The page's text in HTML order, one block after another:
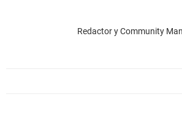
Redactor y Community